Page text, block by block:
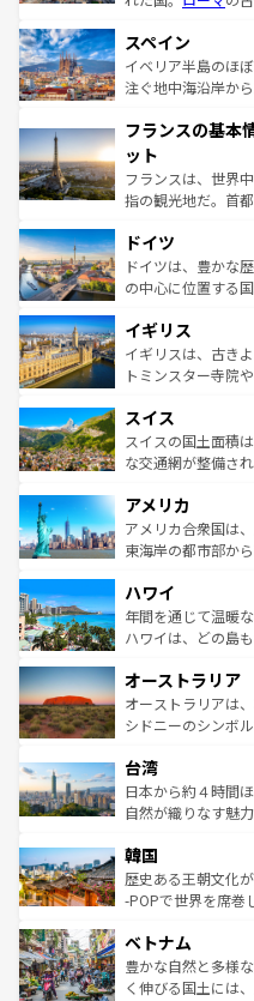
ろん、トスカーナ
景など、自然景観
ピザやパスタなど
ませてくれるイタ
なお、新着のイタリ
しい。
スペイン
イベリア半島のほ
注ぐ地中海沿岸か
文化が根付くこの
れる闘牛、そして
る。首都マドリー
アートに溢れた街
せる。地方によっ
ンテンツ一覧を参
フランスの基本
ット
フランスは、世界
指の観光地だ。首
で、幅広い魅力が
聖堂、美しいビー
から魅了する。ま
いる。シャンパン
香り高いラベンダ
らに、パリ以外の
れる地方に足を運
きるだ
を参照してほしい。
ドイツ
ドイツは、豊かな
の中心に位置する
顔を持つこの国は
ルリンの文化的活
してライン川沿い
は、お酒好きな人にはぜ
ドイツ情報はコン
イギリス
イギリスは、古き
トミンスター寺院
リアごとに異なる
ティー、ビール好
戦など、本場だか
ンツ一覧を参照して
スイス
スイスの国土面積
な交通網が整備さ
の建物がそのまま
博物館もあり、ア
ことができる。国
ば市内交通費無料で観
着のスイス情報は
アメリカ
アメリカ合衆国は
東海岸の都市部か
のような巨大都市
ンメントが詰まっ
西部には大自然が
部のニューオーリ
文化が魅力。旅行
しみながら、その
ならではの贅沢な旅のスタイル
情報はコンテンツ
ハワイ
年間を通じて温暖
ハワイは、どの島
ワイ島は見逃せな
島だが、静かな自
おすすめ。エメラ
れるおもてなしの
人々、おいしいロ
ク、伝統的なフラ
ワイを、存分に味わってほしい。
はコンテンツ一覧
オーストラリア
オーストラリアは
シドニーのシンボ
リアリーフや大陸
ク）、タスマニア
ど、見どころがた
いる。アクティビ
ビング、ハイキン
い。オーストラリ
参照してほしい。
台湾
日本から約４時間
自然が織りなす魅
ン）、静ひつな山
と山間の静けさが
驚きをもたらして
容にもいいと評判
が味わえ
照してほしい。
韓国
歴史ある王朝文化
-POPで世界を席巻
き、地方に足を延
できる。そして、
まで、さまざまな
ベトナム
豊かな自然と多様
く伸びる国土には